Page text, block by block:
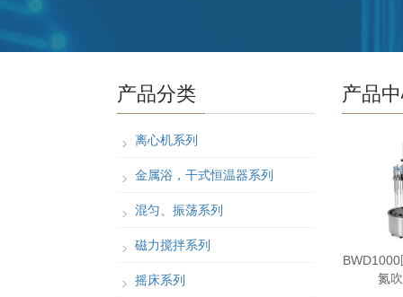
产品
氮
产品分类
离心机系列
金属浴，干式恒温器系列
混匀、振荡系列
磁力搅拌系列
摇床系列